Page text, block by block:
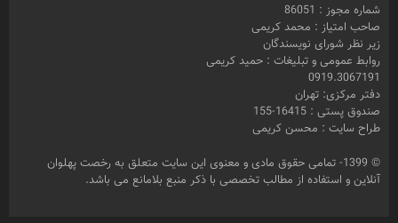
شماره مجوز : 86051
صاحب امتیاز : محمد کریمی
زیر نظر شورای نویسندگان
روابط عمومی و تبلیغات : حمید کریمی
0919.3067191
دفتر مرکزی: تهران
صندوق پستی : 16415-155
طراح سایت : محسن کریمی
© 1399- تمامی حقوق مادی و معنوی این سایت متعلق به رخصت پهلوان
آنلاین و استفاده از مطالب تخصصی با ذکر منبع بلامانع می باشد.